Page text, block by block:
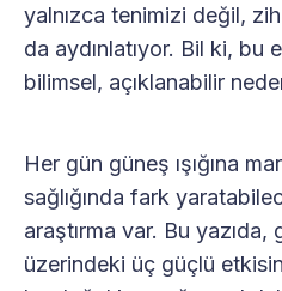
yalnızca tenimizi değil,
da aydınlatıyor. Bil ki, bu
bilimsel, açıklanabilir
Her gün güneş ışığına
sağlığında fark
araştırma var. Bu yazıda,
üzerindeki üç güçlü